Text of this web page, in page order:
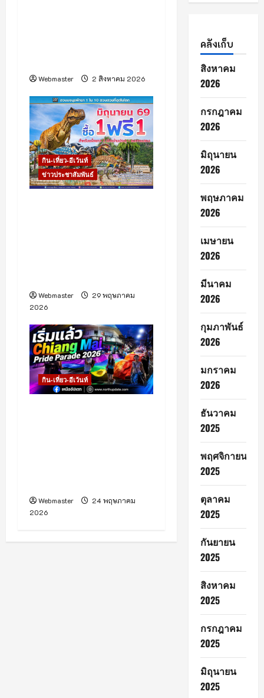
Webmaster 2 สิงหาคม 2026
กิน-เที่ยว-อีเว้นท์
ข่าวประชาสัมพันธ์
Webmaster
29 พฤษภาคม
2026
กิน-เที่ยว-อีเว้นท์
Webmaster
24 พฤษภาคม
2026
คลังเก็บ
สิงหาคม
2026
กรกฎาคม
2026
มิถุนายน
2026
พฤษภาคม
2026
เมษายน
2026
มีนาคม
2026
กุมภาพันธ์
2026
มกราคม
2026
ธันวาคม
2025
พฤศจิกายน
2025
ตุลาคม
2025
กันยายน
2025
สิงหาคม
2025
กรกฎาคม
2025
มิถุนายน
2025